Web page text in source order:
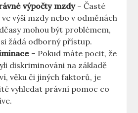
výpočty mzdy– Časté
ve výši mzdy nebo v odměnách
mohou být problémem,
žádá odborný přístup.
– Pokud máte pocit, že
diskriminováni na základě
věku či jiných faktorů, je
vyhledat právní pomoc co